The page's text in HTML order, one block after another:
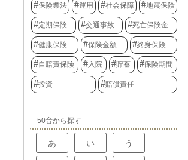
保険業法 運用 社会保障 地震保険
定期保険 交通事故 死亡保険金
健康保険 保険金額 終身保険
自賠責保険 入院 貯蓄 保険期間
投資 賠償責任
50音から探す
あ い う